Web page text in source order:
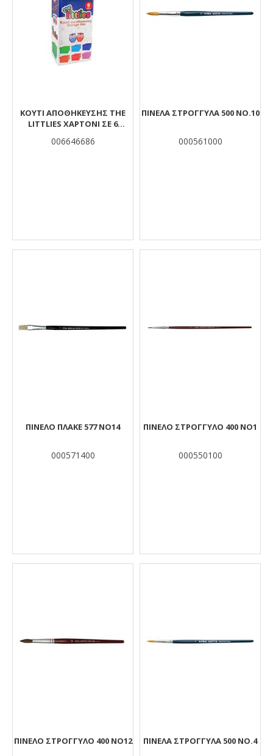
ΚΟΥΤΊ ΑΠΟΘΉΚΕΥΣΗΣ THE
LITTLIES ΧΑΡΤΌΝΙ ΣΕ 6
006646686
ΠΙΝΕΛΑ ΣΤΡΟΓΓΥΛΑ 500 ΝΟ.10
000561000
ΠΙΝΕΛΟ ΠΛΑΚΕ 577 ΝΟ14
000571400
ΠΙΝΕΛΟ ΣΤΡΟΓΓΥΛΟ 400 ΝΟ1
000550100
ΠΙΝΕΛΟ ΣΤΡΟΓΓΥΛΟ 400 ΝΟ12 ΠΙΝΕΛΑ ΣΤΡΟΓΓΥΛΑ 500 ΝΟ.4